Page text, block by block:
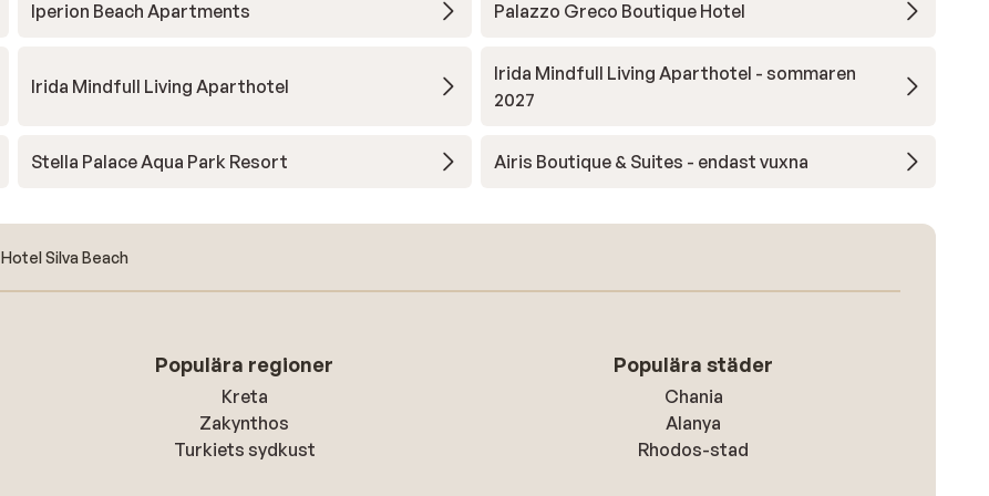
Iperion Beach Apartments Palazzo Greco Boutique Hotel
Irida Mindfull Living Aparthotel
Irida Mindfull Living Aparthotel - sommaren
2027
Stella Palace Aqua Park Resort Airis Boutique & Suites - endast vuxna
Hotel Silva Beach
Populära regioner
Kreta
Zakynthos
Turkiets sydkust
Populära städer
Chania
Alanya
Rhodos-stad